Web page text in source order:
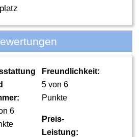
6
Freundlichkeit:
5 von 6
Punkte
Preis-
Leistung: